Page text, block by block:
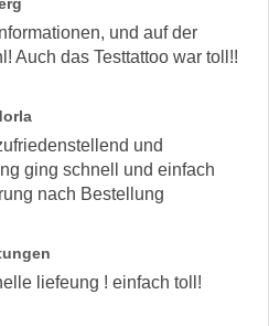
und auf der
Auch das Testtattoo war toll!!
und
ging schnell und einfach
nach Bestellung
liefeung ! einfach toll!